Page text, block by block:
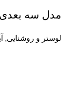
مدل سه بعدی
لوستر و روشنایی,